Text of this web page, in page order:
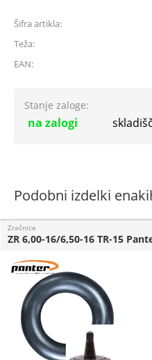
Šifra artikla:
Teža:
EAN:
Stanje zaloge:
na zalogi
Podobni izdelki
Zračnice
ZR 6,00-16/6,50-16 TR-15